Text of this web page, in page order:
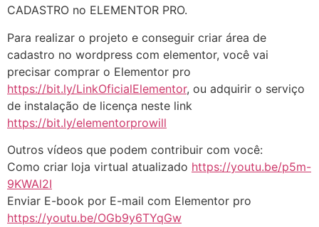
CADASTRO no ELEMENTOR PRO.
Para realizar o projeto e conseguir criar área de
cadastro no wordpress com elementor, você vai
precisar comprar o Elementor pro
https://bit.ly/LinkOficialElementor, ou adquirir o serviço
de instalação de licença neste link
https://bit.ly/elementorprowill
Outros vídeos que podem contribuir com você:
Como criar loja virtual atualizado https://youtu.be/p5m-
9KWAl2I
Enviar E-book por E-mail com Elementor pro
https://youtu.be/OGb9y6TYqGw